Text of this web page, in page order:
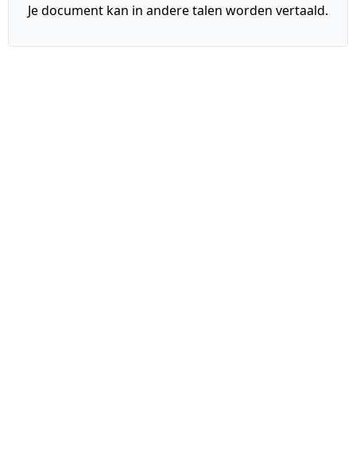
Je document kan in andere talen worden vertaald.